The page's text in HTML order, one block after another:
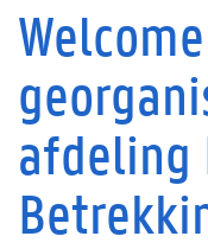
afdeling